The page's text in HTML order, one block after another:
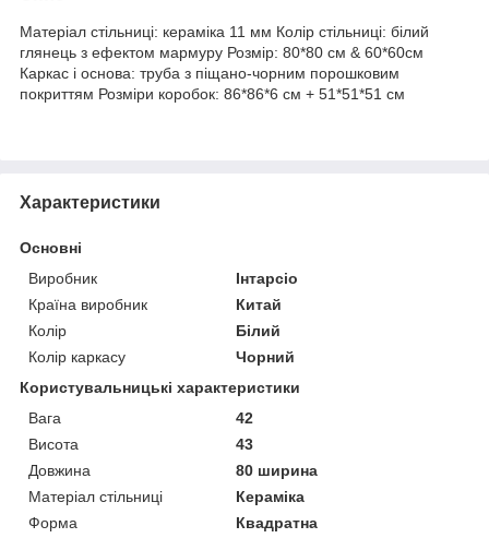
Матеріал стільниці: кераміка 11 мм Колір стільниці: білий
глянець з ефектом мармуру Розмір: 80*80 см & 60*60см
Каркас і основа: труба з піщано-чорним порошковим
покриттям Розміри коробок: 86*86*6 см + 51*51*51 см
Характеристики
Основні
Виробник
Інтарсіо
Країна виробник
Китай
Колір
Білий
Колір каркасу
Чорний
Користувальницькі характеристики
Вага
42
Висота
43
Довжина
80 ширина
Матеріал стільниці
Кераміка
Форма
Квадратна